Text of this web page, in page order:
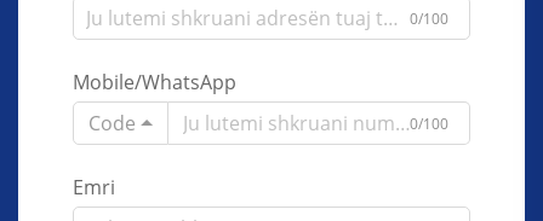
0/100
Mobile/WhatsApp
Code
0/100
Emri